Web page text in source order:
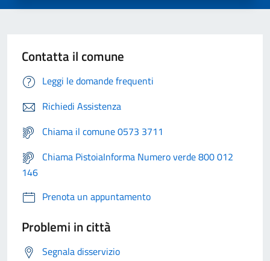
Contatta il comune
Leggi le domande frequenti
Richiedi Assistenza
Chiama il comune 0573 3711
Chiama PistoiaInforma Numero verde 800 012
146
Prenota un appuntamento
Problemi in città
Segnala disservizio